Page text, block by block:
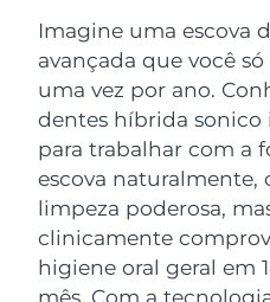
Imagine uma escova
avançada que você
uma vez por ano.
dentes híbrida sonico
para trabalhar com a
escova naturalmente,
limpeza poderosa,
clinicamente
higiene oral geral em
mês. Com a
LUNA™ 4
Massage, LED
LUNA™ 4
For men, anti-
BEAR™ 2
Microcurrent
BEAR™ 2
Microcurrent
Hidratação
UFO™ 3
Deep facial
UFO™ 3
Near-infrared
device
issa™ 4
Hybrid
issa™ 4
Smart hybrid
TRATAMENTO
FAQ™
Antienvelhecimento
Bósnia e
Herzegovina
Brunei
Bulgária
Canadá
Chile